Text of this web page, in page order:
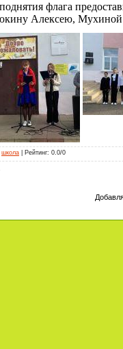
флага
Алексею,
школа Рейтинг: 0.0/0